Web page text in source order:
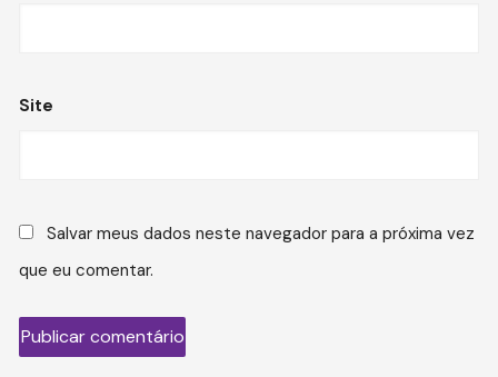
Site
Salvar meus dados neste navegador para a próxima vez
que eu comentar.